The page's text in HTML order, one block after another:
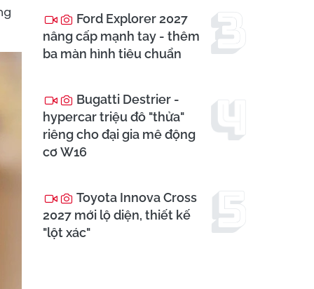
Ford Explorer 2027
nâng cấp mạnh tay - thêm
ba màn hình tiêu chuẩn
Bugatti Destrier -
hypercar triệu đô "thửa"
riêng cho đại gia mê động
cơ W16
Toyota Innova Cross
2027 mới lộ diện, thiết kế
"lột xác"